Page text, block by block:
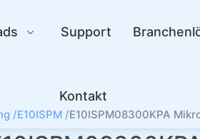
Support
Kontakt
/E10ISPM /E10ISPM08300KPA